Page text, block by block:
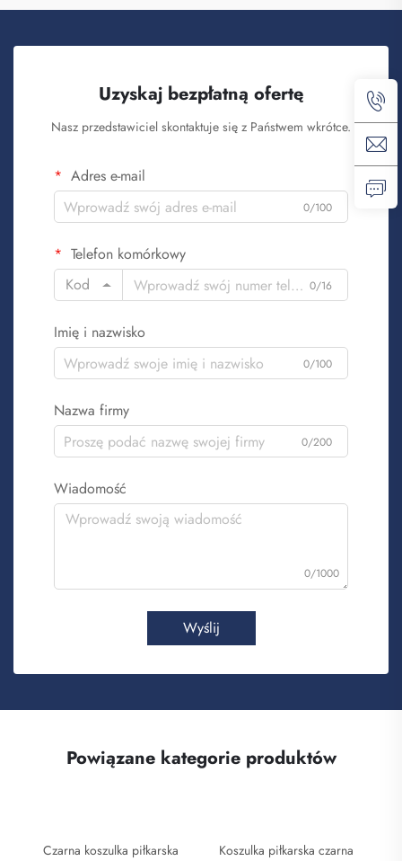
Uzyskaj bezpłatną ofertę
Nasz przedstawiciel skontaktuje się z Państwem wkrótce.
Adres e-mail
0/100
Telefon komórkowy
Kod
0/16
Imię i nazwisko
0/100
Nazwa firmy
0/200
Wiadomość
0/1000
Wyślij
Powiązane kategorie produktów
Czarna koszulka piłkarska Koszulka piłkarska czarna